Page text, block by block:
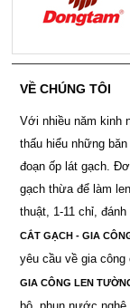
VỀ CHÚNG TÔI
Với nhiều năm kinh
thấu hiểu những
đoạn ốp lát gạch.
gạch thừa để làm
thuật, 1-11 chỉ,
CẮT GẠCH - GIA
yêu cầu về gia công
GIA CÔNG LEN